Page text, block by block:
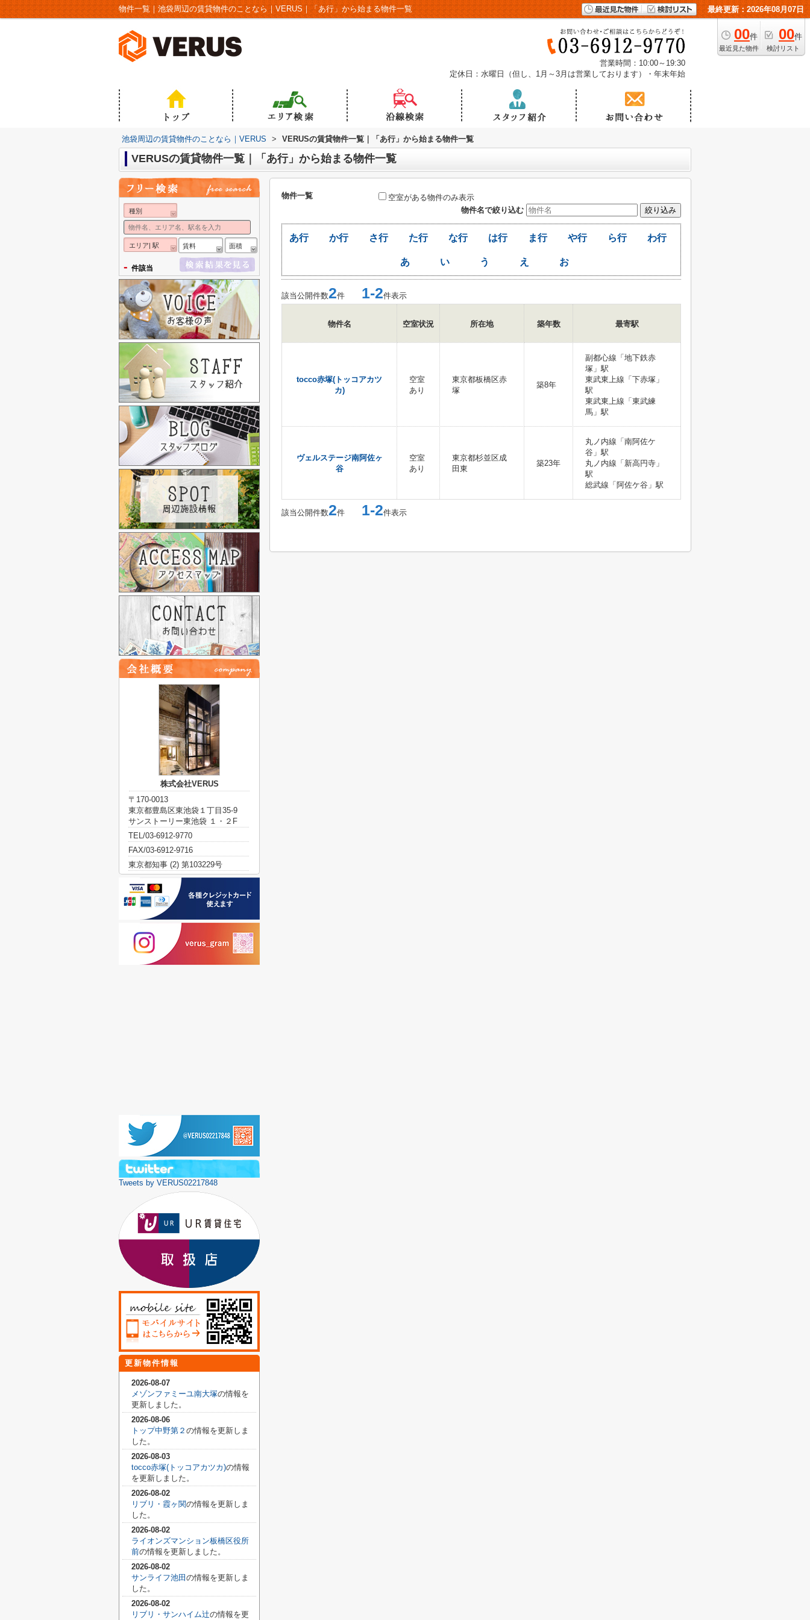
物件一覧｜池袋周辺の賃貸物件のことなら｜VERUS｜「あ行」から始まる物件一覧 最終更新：2026年08月07日
00件
最近見た物件
00件
検討リスト
営業時間：10:00～19:30
定休日：水曜日（但し、1月～3月は営業しております）・年末年始
池袋周辺の賃貸物件のことなら｜VERUS > VERUSの賃貸物件一覧｜「あ行」から始まる物件一覧
VERUSの賃貸物件一覧｜「あ行」から始まる物件一覧
物件一覧
空室がある物件のみ表示
物件名で絞り込む
あ行 か行 さ行 た行 な行 は行 ま行 や行 ら行 わ行
あ い う え お
該当公開件数2件 1-2件表示
物件名 空室状況 所在地 築年数 最寄駅
tocco赤塚(トッコアカツ
カ)
空室
あり
東京都板橋区赤
塚
築8年
副都心線「地下鉄赤
塚」駅
東武東上線「下赤塚」
駅
東武東上線「東武練
馬」駅
ヴェルステージ南阿佐ヶ
谷
空室
あり
東京都杉並区成
田東
築23年
丸ノ内線「南阿佐ケ
谷」駅
丸ノ内線「新高円寺」
駅
総武線「阿佐ケ谷」駅
該当公開件数2件 1-2件表示
種別
エリア| 駅 賃料 面積
- 件該当
株式会社VERUS
〒170-0013
東京都豊島区東池袋１丁目35-9
サンストーリー東池袋 １・２F
TEL/03-6912-9770
FAX/03-6912-9716
東京都知事 (2) 第103229号
Tweets by VERUS02217848
更新物件情報
2026-08-07
メゾンファミーユ南大塚の情報を
更新しました。
2026-08-06
トップ中野第２ の情報を更新しま
した。
2026-08-03
tocco赤塚(トッコアカツカ)の情報
を更新しました。
2026-08-02
リブリ・霞ヶ関の情報を更新しま
した。
2026-08-02
ライオンズマンション板橋区役所
前の情報を更新しました。
2026-08-02
サンライフ池田 の情報を更新しま
した。
2026-08-02
リブリ・サンハイム辻の情報を更